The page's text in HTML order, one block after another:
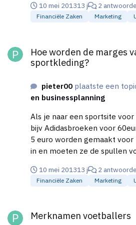
bijvoorbeeld een ander
zo duur is . Mijn vraag is dus
10 mei 201313 j 2
Financiële Zaken Marketing
Hoe worden de marges
sportkleding?
pieter00 plaatste een
en businessplanning
Als je naar een sportsite
bijv Adidasbroeken voor
5 euro worden gemaakt voor hoeveel kopen sites ze
in en moeten ze de spullen
voetbalshirts, is er een
voor hoeveel kan je ze inkopen/
10 mei 201313 j 2
Financiële Zaken Marketing
Merknamen voetballers